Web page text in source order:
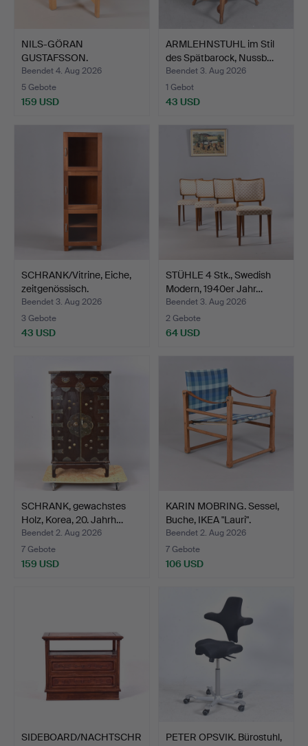
NILS-GÖRAN
GUSTAFSSON.
KLAPPTISCH, massive…
Beendet 4. Aug 2026
5 Gebote
159 USD
ARMLEHNSTUHL im Stil
des Spätbarock, Nussb…
Beendet 3. Aug 2026
1 Gebot
43 USD
SCHRANK/Vitrine, Eiche,
zeitgenössisch.
Beendet 3. Aug 2026
3 Gebote
43 USD
STÜHLE 4 Stk., Swedish
Modern, 1940er Jahr…
Beendet 3. Aug 2026
2 Gebote
64 USD
SCHRANK, gewachstes
Holz, Korea, 20. Jahrh…
Beendet 2. Aug 2026
7 Gebote
159 USD
KARIN MOBRING. Sessel,
Buche, IKEA "Lauri".
Beendet 2. Aug 2026
7 Gebote
106 USD
SIDEBOARD/NACHTSCHR
PETER OPSVIK. Bürostuhl,